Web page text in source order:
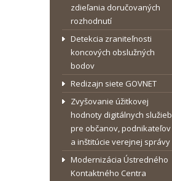
zdieľania doručovaných
rozhodnutí
Detekcia zraniteľnosti
koncových obslužných
bodov
Redizajn siete GOVNET
Zvyšovanie úžitkovej
hodnoty digitálnych služieb
pre občanov, podnikateľov
a inštitúcie verejnej správy
Modernizácia Ústredného
Kontaktného Centra